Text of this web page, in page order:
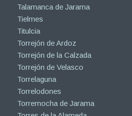
Talamanca de Jarama
Tielmes
Titulcia
Torrejón de Ardoz
Torrejón de la Calzada
Torrejón de Velasco
Torrelaguna
Torrelodones
Torremocha de Jarama